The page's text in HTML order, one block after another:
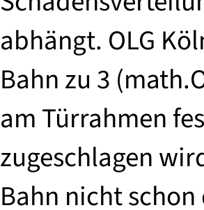
abhängt. OLG
Bahn zu 3
am Türrahmen
zugeschlagen
Bahn nicht